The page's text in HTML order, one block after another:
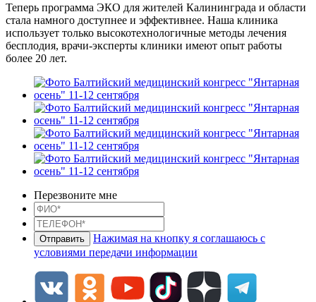
Теперь программа ЭКО для жителей Калининграда и области
стала намного доступнее и эффективнее. Наша клиника
использует только высокотехнологичные методы лечения
бесплодия, врачи-эксперты клиники имеют опыт работы
более 20 лет.
Перезвоните мне
Нажимая на кнопку я соглашаюсь с
условиями передачи информации